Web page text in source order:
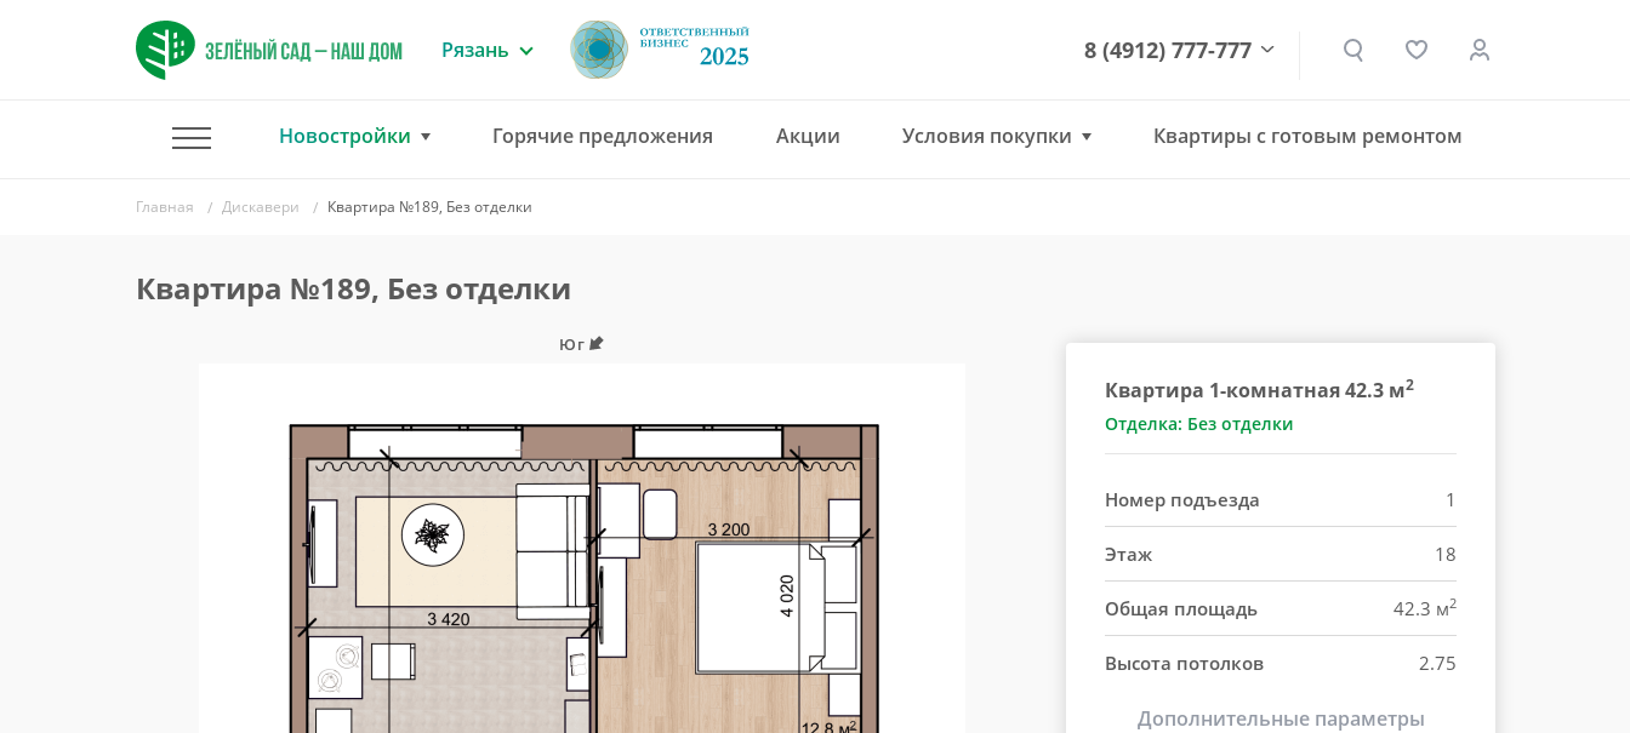
Рязань 8 (4912) 777-777
Новостройки Горячие предложения Акции Условия покупки Квартиры с готовым ремонтом
Главная Дискавери Квартира №189, Без отделки
Квартира №189, Без отделки
Юг
Квартира 1-комнатная 42.3 м2
Отделка: Без отделки
Номер подъезда 1
Этаж 18
Общая площадь 42.3 м2
Высота потолков 2.75
Дополнительные параметры